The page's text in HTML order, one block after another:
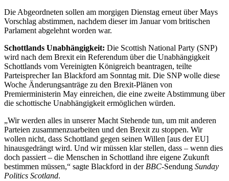
Die Abgeordneten sollen am morgigen Dienstag erneut über Mays
Vorschlag abstimmen, nachdem dieser im Januar vom britischen
Parlament abgelehnt worden war.
Schottlands Unabhängigkeit: Die Scottish National Party (SNP)
wird nach dem Brexit ein Referendum über die Unabhängigkeit
Schottlands vom Vereinigten Königreich beantragen, teilte
Parteisprecher Ian Blackford am Sonntag mit. Die SNP wolle diese
Woche Änderungsanträge zu den Brexit-Plänen von
Premierministerin May einreichen, die eine zweite Abstimmung über
die schottische Unabhängigkeit ermöglichen würden.
„Wir werden alles in unserer Macht Stehende tun, um mit anderen
Parteien zusammenzuarbeiten und den Brexit zu stoppen. Wir
wollen nicht, dass Schottland gegen seinen Willen [aus der EU]
hinausgedrängt wird. Und wir müssen klar stellen, dass – wenn dies
doch passiert – die Menschen in Schottland ihre eigene Zukunft
bestimmen müssen,“ sagte Blackford in der BBC-Sendung Sunday
Politics Scotland.